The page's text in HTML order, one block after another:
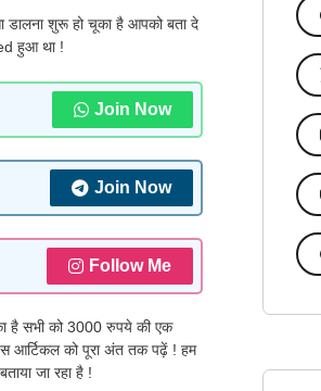
डालना शुरू हो चूका है आपको बता दे
हुआ था !
Join Now
Join Now
Follow Me
है सभी को 3000 रुपये की एक
आर्टिकल को पूरा अंत तक पढ़ें ! हम
जा रहा है !